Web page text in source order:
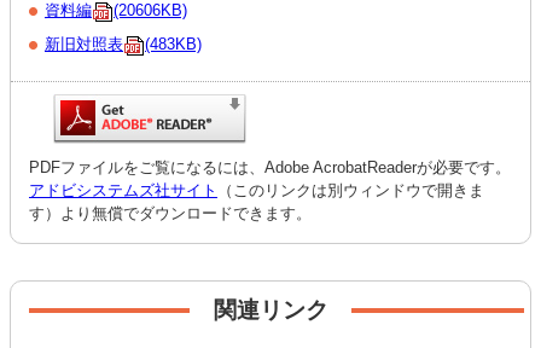
資料編
(20606KB)
新旧対照表
(483KB)
PDFファイルをご覧になるには、Adobe AcrobatReaderが必要です。
アドビシステムズ社サイト
（このリンクは別ウィンドウで開きま
す）より無償でダウンロードできます。
関連リンク